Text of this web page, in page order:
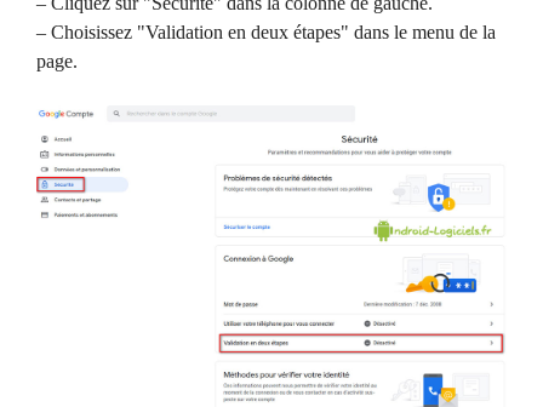
– Choisissez "Validation en deux étapes" dans le menu de la
page.